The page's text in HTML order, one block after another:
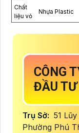
Chất
liệu vỏ
Nhựa Plastic
CÔNG
ĐẦU
Trụ Sở: 51
Phường Phú